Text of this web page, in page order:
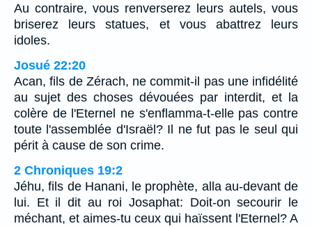
Au contraire, vous renverserez leurs autels, vous
briserez leurs statues, et vous abattrez leurs
idoles.
Josué 22:20
Acan, fils de Zérach, ne commit-il pas une infidélité
au sujet des choses dévouées par interdit, et la
colère de l'Eternel ne s'enflamma-t-elle pas contre
toute l'assemblée d'Israël? Il ne fut pas le seul qui
périt à cause de son crime.
2 Chroniques 19:2
Jéhu, fils de Hanani, le prophète, alla au-devant de
lui. Et il dit au roi Josaphat: Doit-on secourir le
méchant, et aimes-tu ceux qui haïssent l'Eternel? A